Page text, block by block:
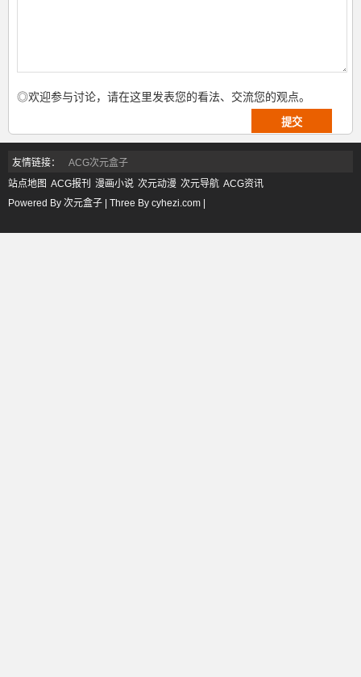
◎欢迎参与讨论，请在这里发表您的看法、交流您的观点。
友情链接：
ACG次元盒子
站点地图 ACG报刊 漫画小说 次元动漫 次元导航 ACG资讯
Powered By 次元盒子 | Three By cyhezi.com |